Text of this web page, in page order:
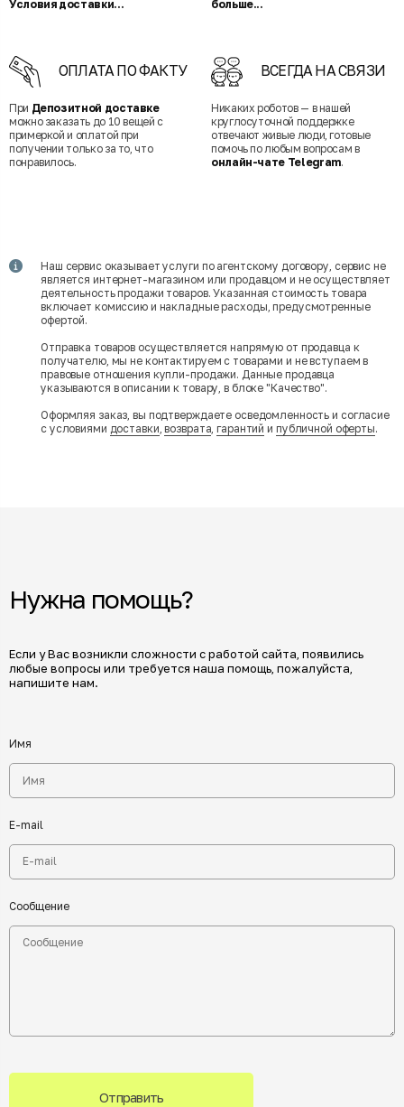
Условия доставки... больше...
ОПЛАТА ПО ФАКТУ
При Депозитной доставке
можно заказать до 10 вещей с
примеркой и оплатой при
получении только за то, что
понравилось.
ВСЕГДА НА СВЯЗИ
Никаких роботов — в нашей
круглосуточной поддержке
отвечают живые люди, готовые
помочь по любым вопросам в
онлайн-чате Telegram.
Наш сервис оказывает услуги по агентскому договору, сервис не
является интернет-магазином или продавцом и не осуществляет
деятельность продажи товаров. Указанная стоимость товара
включает комиссию и накладные расходы, предусмотренные
офертой.
Отправка товаров осуществляется напрямую от продавца к
получателю, мы не контактируем с товарами и не вступаем в
правовые отношения купли-продажи. Данные продавца
указываются в описании к товару, в блоке "Качество".
Оформляя заказ, вы подтверждаете осведомленность и согласие
с условиями доставки,возврата,гарантий и публичной оферты.
Нужна помощь?
Если у Вас возникли сложности с работой сайта, появились
любые вопросы или требуется наша помощь, пожалуйста,
напишите нам.
Имя
E-mail
Сообщение
Отправить